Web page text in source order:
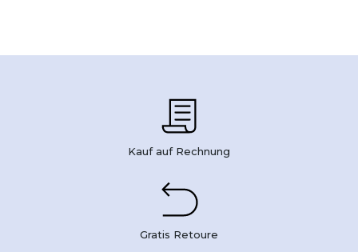
Kauf auf Rechnung
Gratis Retoure